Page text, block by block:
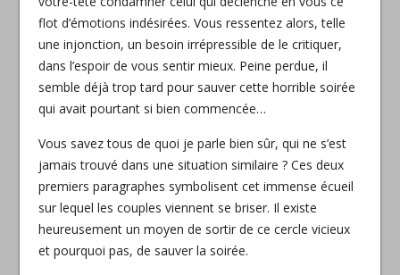
flot d’émotions indésirées. Vous ressentez alors, telle
une injonction, un besoin irrépressible de le critiquer,
dans l’espoir de vous sentir mieux. Peine perdue, il
semble déjà trop tard pour sauver cette horrible soirée
qui avait pourtant si bien commencée…
Vous savez tous de quoi je parle bien sûr, qui ne s’est
jamais trouvé dans une situation similaire ? Ces deux
premiers paragraphes symbolisent cet immense écueil
sur lequel les couples viennent se briser. Il existe
heureusement un moyen de sortir de ce cercle vicieux
et pourquoi pas, de sauver la soirée.